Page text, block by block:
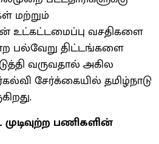
மற்றும்
உட்கட்டமைப்பு வசதிகளை
பல்வேறு திட்டங்களை
வருவதால் அகில
சேர்க்கையில் தமிழ்நாடு
பணிகளின்